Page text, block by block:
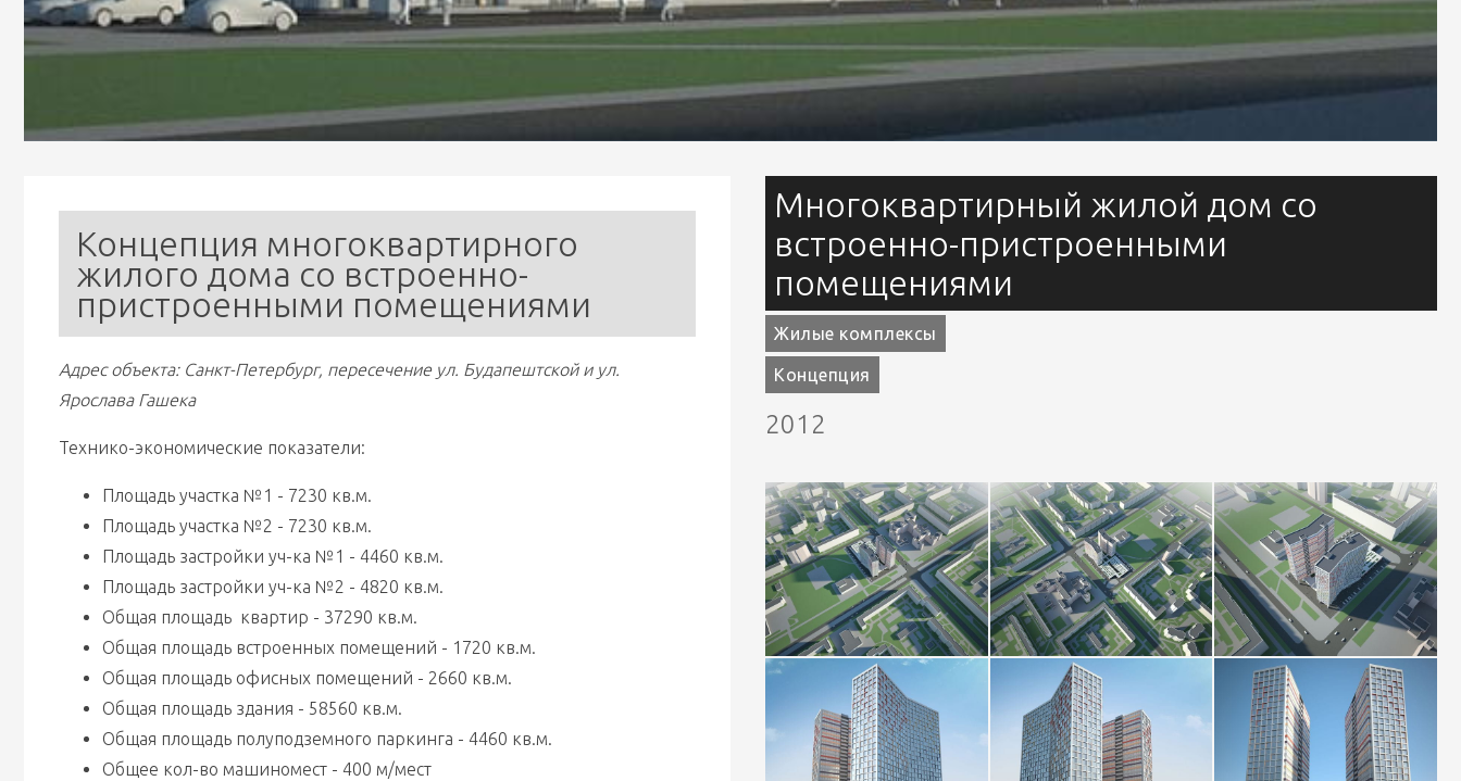
Концепция многоквартирного
жилого дома со встроенно-
пристроенными помещениями
Адрес объекта: Санкт-Петербург, пересечение ул. Будапештской и ул.
Ярослава Гашека
Технико-экономические показатели:
Площадь участка №1 - 7230 кв.м.
Площадь участка №2 - 7230 кв.м.
Площадь застройки уч-ка №1 - 4460 кв.м.
Площадь застройки уч-ка №2 - 4820 кв.м.
Общая площадь  квартир - 37290 кв.м.
Общая площадь встроенных помещений - 1720 кв.м.
Общая площадь офисных помещений - 2660 кв.м.
Общая площадь здания - 58560 кв.м.
Общая площадь полуподземного паркинга - 4460 кв.м.
Общее кол-во машиномест - 400 м/мест
Многоквартирный жилой дом со
встроенно-пристроенными
помещениями
Жилые комплексы
Концепция
2012